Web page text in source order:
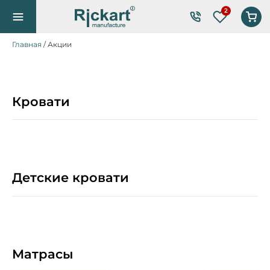
Список
Главная / Акции
Кровати
Детские кровати
Матрасы